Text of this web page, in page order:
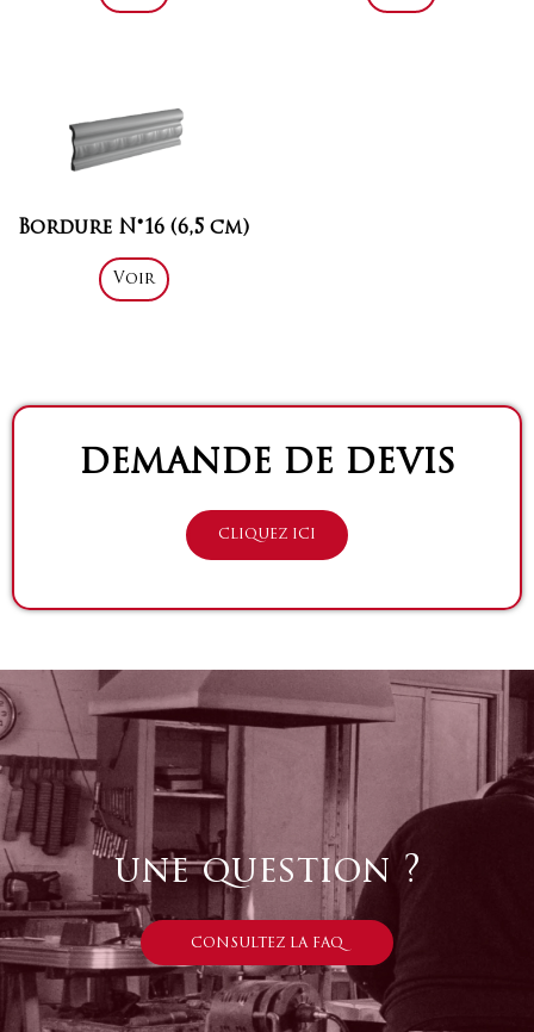
Bordure N°16 (6,5 cm)
Voir
DEMANDE DE DEVIS
CLIQUEZ ICI
une question ?
CONSULTEZ LA FAQ